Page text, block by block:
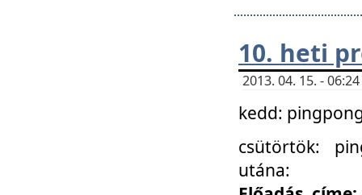
10. heti
2013. 04. 15. -
kedd:
csütörtök:
utána: